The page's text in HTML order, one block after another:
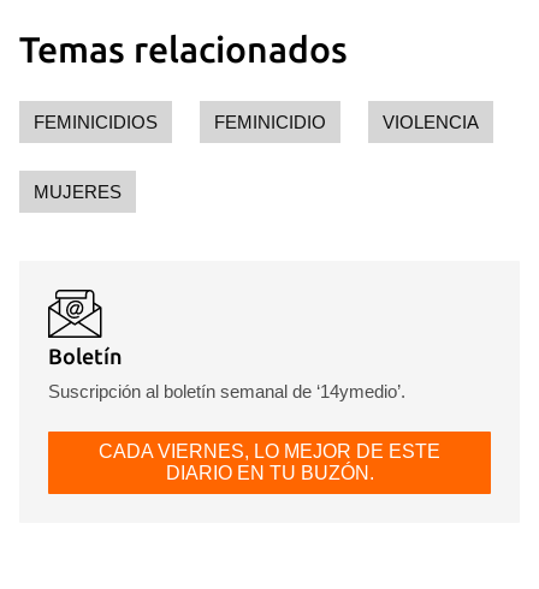
Temas relacionados
FEMINICIDIOS FEMINICIDIO VIOLENCIA
MUJERES
Boletín
Suscripción al boletín semanal de ‘14ymedio’.
CADA VIERNES, LO MEJOR DE ESTE
DIARIO EN TU BUZÓN.